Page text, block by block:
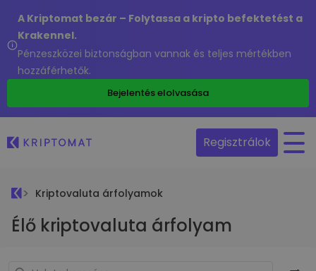
A Kriptomat bezár – Folytassa a kripto befektetést a
Krakennel.
Pénzeszközei biztonságban vannak és teljes mértékben
hozzáférhetők.
Bejelentés elolvasása
Regisztrálok
Kriptovaluta árfolyamok
Élő kriptovaluta árfolyam